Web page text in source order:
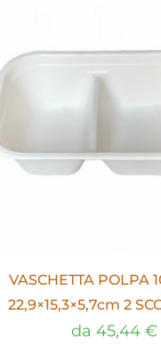
VASCHETTA POLPA
22,9×15,3×5,7cm 2
da45,44€